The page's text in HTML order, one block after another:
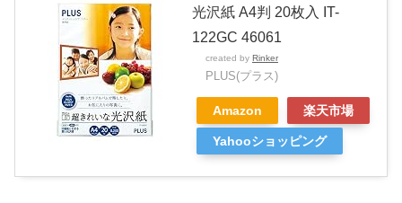
光沢紙 A4判 20枚入 IT-
122GC 46061
created by Rinker
PLUS(プラス)
Amazon 楽天市場
Yahooショッピング